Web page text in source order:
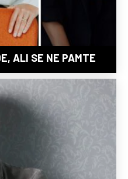
ALI SE NE PAMTE